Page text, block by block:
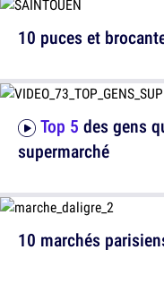
10 puces et
10 marchés
Top 5 des gens
supermarché